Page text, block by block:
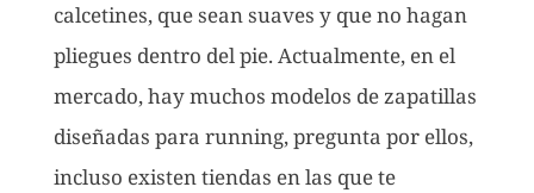
calcetines, que sean suaves y que no hagan
pliegues dentro del pie. Actualmente, en el
mercado, hay muchos modelos de zapatillas
diseñadas para running, pregunta por ellos,
incluso existen tiendas en las que te